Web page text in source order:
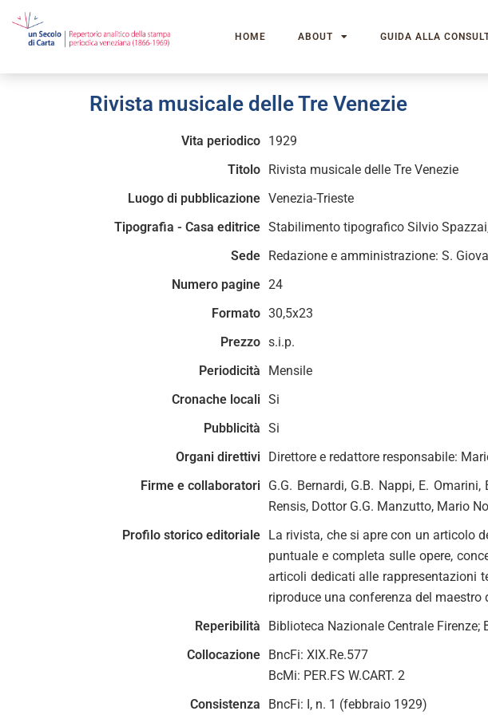
HOME ABOUT GUIDA ALLA
Rivista musicale delle Tre Venezie
Vita periodico 1929
Titolo Rivista musicale delle Tre Venezie
Luogo di pubblicazione Venezia-Trieste
Tipografia - Casa editrice Stabilimento tipografico Silvio
Sede Redazione e amministrazione: S.
Numero pagine 24
Formato 30,5x23
Prezzo s.i.p.
Periodicità
Mensile
Cronache locali Si
Pubblicità Si
Organi direttivi Direttore e redattore responsabile:
Firme e collaboratori G.G. Bernardi, G.B. Nappi, E.
Rensis, Dottor G.G. Manzutto, Mario
Profilo storico editoriale La rivista, che si apre con un articolo
puntuale e completa sulle opere,
articoli dedicati alle rappresentazioni
riproduce una conferenza del
Reperibilità
Biblioteca Nazionale Centrale
Collocazione BncFi: XIX.Re.577
BcMi: PER.FS W.CART. 2
Consistenza
BncFi: I, n. 1 (febbraio 1929)